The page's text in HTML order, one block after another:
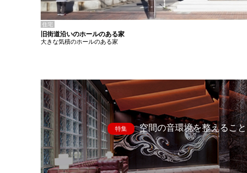
住宅
旧街道沿いのホールのある家
大きな気積のホールのある家
特集 空間の音環境を整えること